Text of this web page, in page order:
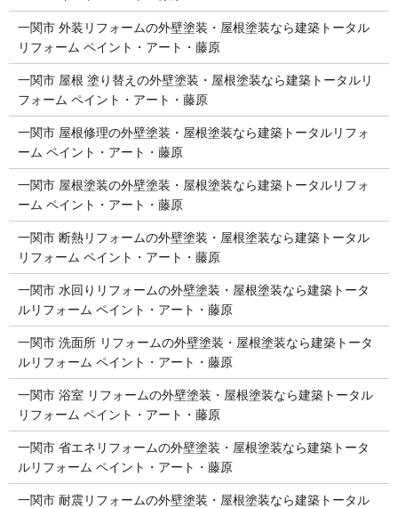
一関市 外装リフォームの外壁塗装・屋根塗装なら建築トータル
リフォーム ペイント・アート・藤原
一関市 屋根 塗り替えの外壁塗装・屋根塗装なら建築トータルリ
フォーム ペイント・アート・藤原
一関市 屋根修理の外壁塗装・屋根塗装なら建築トータルリフォ
ーム ペイント・アート・藤原
一関市 屋根塗装の外壁塗装・屋根塗装なら建築トータルリフォ
ーム ペイント・アート・藤原
一関市 断熱リフォームの外壁塗装・屋根塗装なら建築トータル
リフォーム ペイント・アート・藤原
一関市 水回りリフォームの外壁塗装・屋根塗装なら建築トータ
ルリフォーム ペイント・アート・藤原
一関市 洗面所 リフォームの外壁塗装・屋根塗装なら建築トータ
ルリフォーム ペイント・アート・藤原
一関市 浴室 リフォームの外壁塗装・屋根塗装なら建築トータル
リフォーム ペイント・アート・藤原
一関市 省エネリフォームの外壁塗装・屋根塗装なら建築トータ
ルリフォーム ペイント・アート・藤原
一関市 耐震リフォームの外壁塗装・屋根塗装なら建築トータル